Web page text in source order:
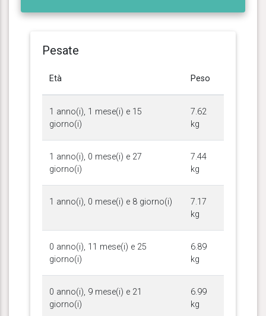
Pesate
Età Peso
1 anno(i), 1 mese(i) e 15
giorno(i)
7.62
kg
1 anno(i), 0 mese(i) e 27
giorno(i)
7.44
kg
1 anno(i), 0 mese(i) e 8 giorno(i)
7.17
kg
0 anno(i), 11 mese(i) e 25
giorno(i)
6.89
kg
0 anno(i), 9 mese(i) e 21
giorno(i)
6.99
kg